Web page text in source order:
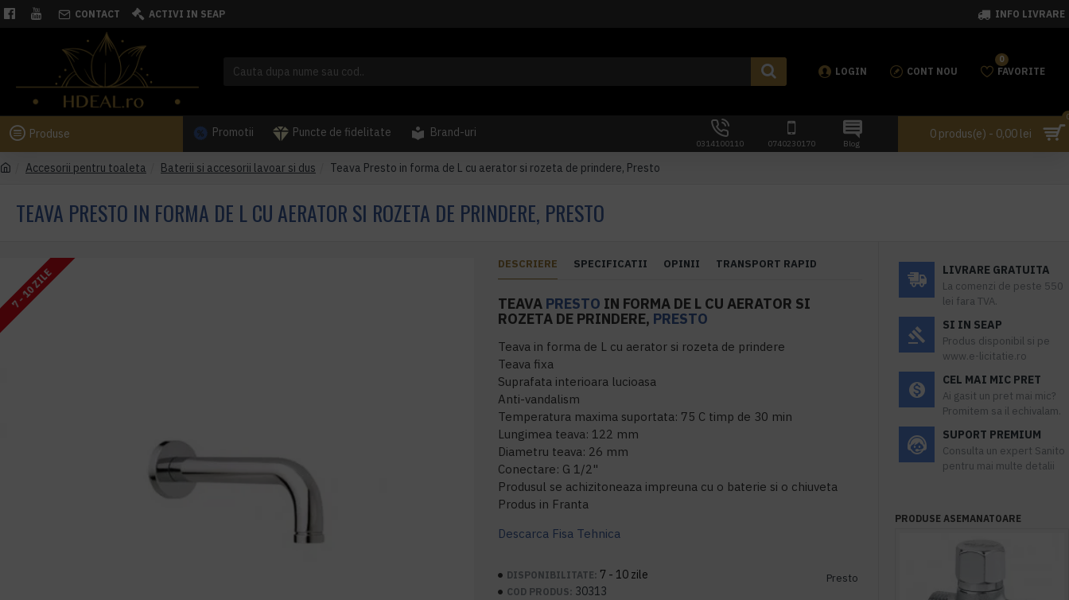
CONTACT ACTIVI IN SEAP INFO LIVRARE
LOGIN CONT NOU FAVORITE
0
Produse Promotii Puncte de fidelitate Brand-uri
0314100110 0740230170 Blog
0 produs(e) - 0,00 lei
Accesorii pentru toaleta Baterii si accesorii lavoar si dus Teava Presto in forma de L cu aerator si rozeta de prindere, Presto
TEAVA PRESTO IN FORMA DE L CU AERATOR SI ROZETA DE PRINDERE, PRESTO
7 - 10 ZILE
DESCRIERE SPECIFICATII OPINII TRANSPORT RAPID
TEAVA PRESTO IN FORMA DE L CU AERATOR SI
ROZETA DE PRINDERE, PRESTO
Teava in forma de L cu aerator si rozeta de prindere
Teava fixa
Suprafata interioara lucioasa
Anti-vandalism
Temperatura maxima suportata: 75 C timp de 30 min
Lungimea teava: 122 mm
Diametru teava: 26 mm
Conectare: G 1/2"
Produsul se achizitoneaza impreuna cu o baterie si o chiuveta
Produs in Franta
Descarca Fisa Tehnica
DISPONIBILITATE: 7 - 10 zile
COD PRODUS: 30313
Presto
LIVRARE GRATUITA
La comenzi de peste 550
lei fara TVA.
SI IN SEAP
Produs disponibil si pe
www.e-licitatie.ro
CEL MAI MIC PRET
Ai gasit un pret mai mic?
Promitem sa il echivalam.
SUPORT PREMIUM
Consulta un expert Sanito
pentru mai multe detalii
PRODUSE ASEMANATOARE